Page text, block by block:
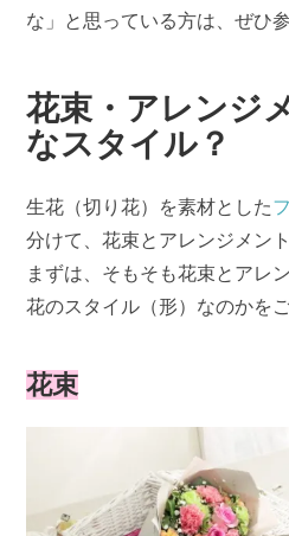
な」と思っている方は、ぜひ
花束・アレンジ
なスタイル？
生花（切り花）を素材とした
分けて、花束とアレンジメン
まずは、そもそも花束とアレ
花のスタイル（形）なのかを
花束